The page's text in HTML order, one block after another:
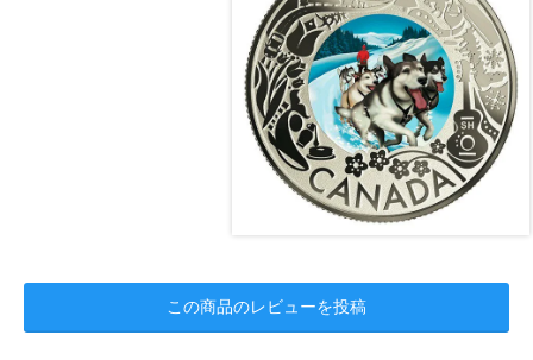
この商品のレビューを投稿